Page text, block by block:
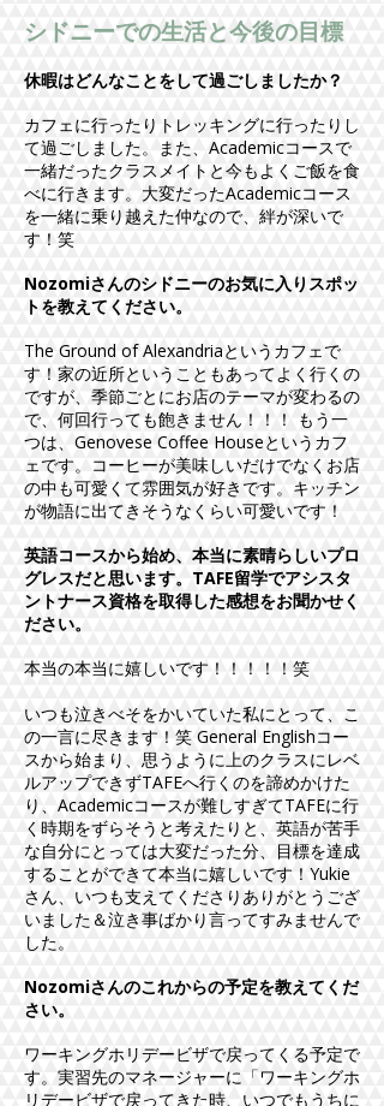
シドニーでの生活と今後の目標
休暇はどんなことをして過ごしましたか？
カフェに行ったりトレッキングに行ったりし
て過ごしました。また、Academicコースで
一緒だったクラスメイトと今もよくご飯を食
べに行きます。大変だったAcademicコース
を一緒に乗り越えた仲なので、絆が深いで
す！笑
Nozomiさんのシドニーのお気に入りスポッ
トを教えてください。
The Ground of Alexandriaというカフェで
す！家の近所ということもあってよく行くの
ですが、季節ごとにお店のテーマが変わるの
で、何回行っても飽きません！！！ もう一
つは、Genovese Coffee Houseというカフ
ェです。コーヒーが美味しいだけでなくお店
の中も可愛くて雰囲気が好きです。キッチン
が物語に出てきそうなくらい可愛いです！
英語コースから始め、本当に素晴らしいプロ
グレスだと思います。TAFE留学でアシスタ
ントナース資格を取得した感想をお聞かせく
ださい。
本当の本当に嬉しいです！！！！！笑
いつも泣きべそをかいていた私にとって、こ
の一言に尽きます！笑 General Englishコー
スから始まり、思うように上のクラスにレベ
ルアップできずTAFEへ行くのを諦めかけた
り、Academicコースが難しすぎてTAFEに行
く時期をずらそうと考えたりと、英語が苦手
な自分にとっては大変だった分、目標を達成
することができて本当に嬉しいです！Yukie
さん、いつも支えてくださりありがとうござ
いました＆泣き事ばかり言ってすみませんで
した。
Nozomiさんのこれからの予定を教えてくだ
さい。
ワーキングホリデービザで戻ってくる予定で
す。実習先のマネージャーに「ワーキングホ
リデービザで戻ってきた時、いつでもうちに